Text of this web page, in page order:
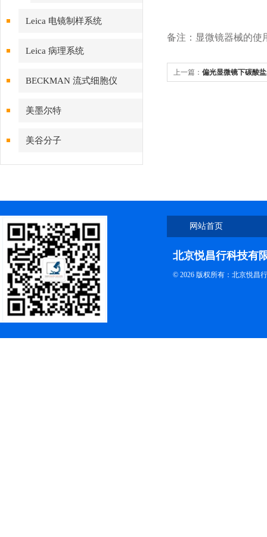
Leica 电镜制样系统
Leica 病理系统
BECKMAN 流式细胞仪
美墨尔特
美谷分子
备注：显微镜器械的使
上一篇： 偏光显微镜下碳酸
网站首页
北京悦昌行科技有
© 2026 版权所有：北京悦昌